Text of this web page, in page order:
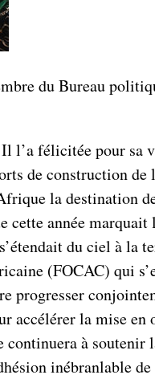
du Bureau
l’a félicitée pour sa
de construction de
la destination
année marquait
du ciel à la
(FOCAC) qui
progresser
accélérer la mise en
à soutenir
inébranlable